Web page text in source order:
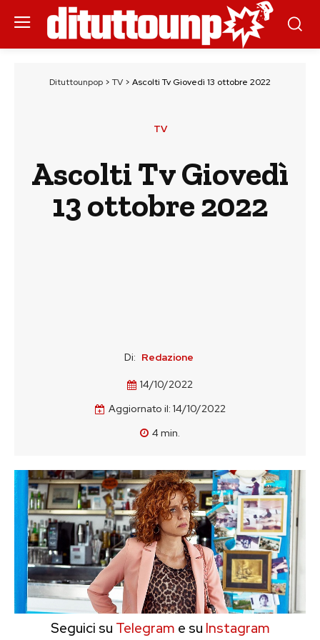
Dituttounpop > TV > Ascolti Tv Giovedì 13 ottobre 2022
TV
Ascolti Tv Giovedì
13 ottobre 2022
Di: Redazione
14/10/2022
Aggiornato il: 14/10/2022
4min.
Seguici su Telegram e su Instagram